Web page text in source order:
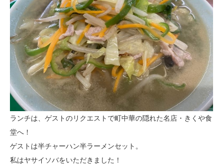
ランチは、ゲストのリクエストで町中華の隠れた名店・きくや食
堂へ！
ゲストは半チャーハン半ラーメンセット。
私はヤサイソバをいただきました！